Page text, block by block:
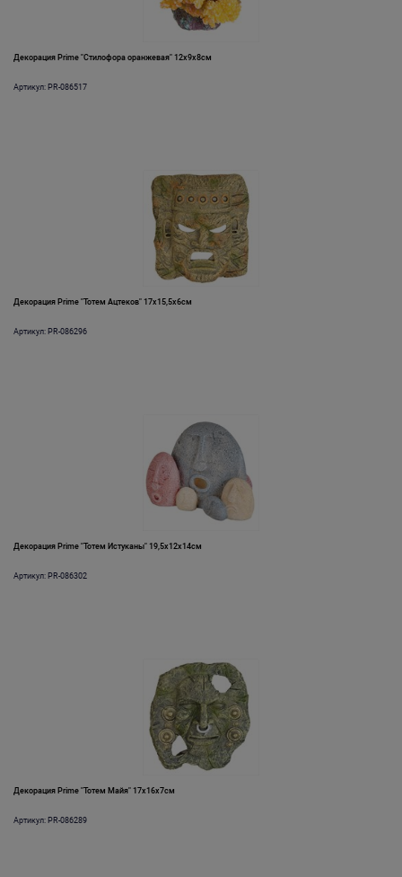
Декорация Prime "Стилофора оранжевая" 12х9х8см
Артикул: PR-086517
Декорация Prime "Тотем Ацтеков" 17х15,5х6см
Артикул: PR-086296
Декорация Prime "Тотем Истуканы" 19,5х12х14см
Артикул: PR-086302
Декорация Prime "Тотем Майя" 17х16х7см
Артикул: PR-086289